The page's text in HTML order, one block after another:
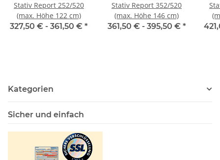
Stativ Report 252/520
(max. Höhe 122 cm)
327,50 € - 361,50 € *
Stativ Report 352/520
(max. Höhe 146 cm)
361,50 € - 395,50 € *
Kategorien
Sicher und einfach